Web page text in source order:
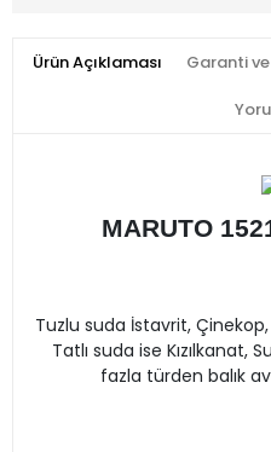
Ürün Açıklaması Garanti
MARUTO
Tuzlu suda İstavrit,
Tatlı suda ise Kızılkanat,
fazla türden balık